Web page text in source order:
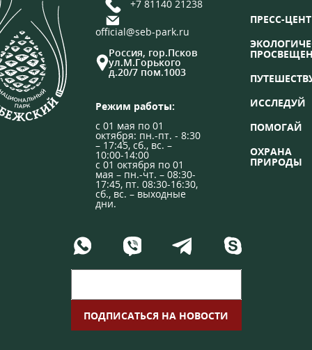
+7 81140 21238
official@seb-park.ru
Россия, гор.Псков
ул.М.Горького
д.20/7 пом.1003
Режим работы:
с 01 мая по 01
октября: пн.-пт. - 8:30
– 17:45, сб., вс. –
10:00-14:00
с 01 октября по 01
мая – пн.-чт. – 08:30-
17:45, пт. 08:30-16:30,
сб., вс. – выходные
дни.
ПРЕСС-
ИССЛЕДУЙ
ПОМОГАЙ
ОХРАНА
ПРИРОДЫ